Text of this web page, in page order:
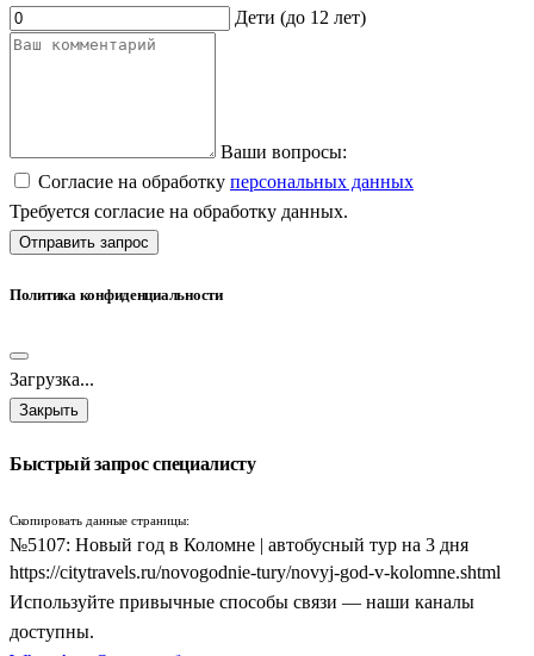
Дети (до 12 лет)
Ваши вопросы:
Согласие на обработку персональных данных
Требуется согласие на обработку данных.
Отправить запрос
Политика конфиденциальности
Загрузка...
Закрыть
Быстрый запрос специалисту
Скопировать данные страницы:
№5107: Новый год в Коломне | автобусный тур на 3 дня
https://citytravels.ru/novogodnie-tury/novyj-god-v-kolomne.shtml
Используйте привычные способы связи — наши каналы
доступны.